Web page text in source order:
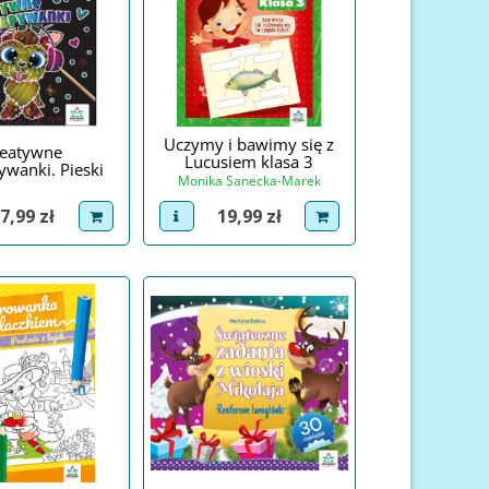
Pieski
zł dodaj do koszyka
Uczymy i bawimy się z
Lucusiem klasa 3
Monika Sanecka-Marek
view product
Cena
19,99 zł dodaj do koszyka